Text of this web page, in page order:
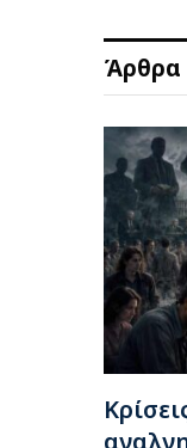
Άρθρα